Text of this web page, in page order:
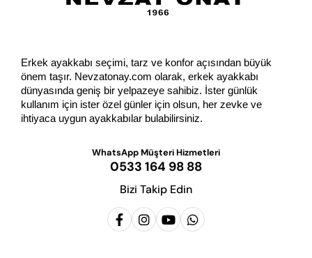
Erkek ayakkabı seçimi, tarz ve konfor açısından büyük
önem taşır. Nevzatonay.com olarak, erkek ayakkabı
dünyasında geniş bir yelpazeye sahibiz. İster günlük
kullanım için ister özel günler için olsun, her zevke ve
ihtiyaca uygun ayakkabılar bulabilirsiniz.
WhatsApp Müşteri Hizmetleri
0533 164 98 88
Bizi Takip Edin